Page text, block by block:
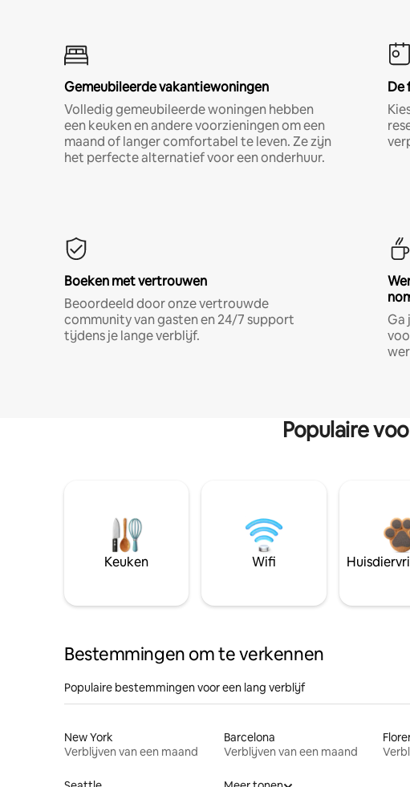
Gemeubileerde vakantiewoningen
Volledig gemeubileerde woningen hebben
een keuken en andere voorzieningen om een
maand of langer comfortabel te leven. Ze zijn
het perfecte alternatief voor een onderhuur.
De
Boeken met vertrouwen
Beoordeeld door onze vertrouwde
community van gasten en 24/7 support
tijdens je lange verblijf.
Ga
Populaire
Keuken Wifi
Bestemmingen om te verkennen
Populaire bestemmingen voor een lang verblijf
New York
Verblijven van een maand
Barcelona
Verblijven van een maand